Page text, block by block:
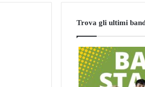
Trova gli ultimi